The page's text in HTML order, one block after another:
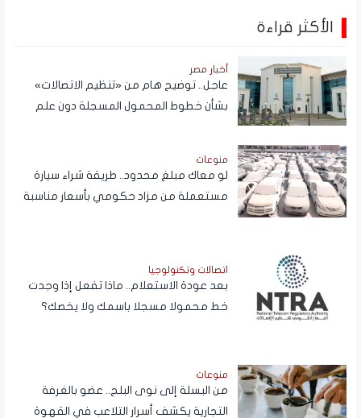
الأكثر قراءة
أخبار مصر
عاجل.. توضيح هام من «تنظيم الاتصالات»
بشأن خطوط المحمول المسجلة دون علم
منوعات
لو معاك مبلغ محدود.. طريقة شراء سيارة
مستعملة من مزاد حكومي بأسعار مناسبة
اتصالات وتكنولوجيا
بعد عودة الاستعلام.. ماذا تفعل إذا وجدت
خط محمولا مسجلا باسمك ولا يخصك؟
منوعات
من البسلة إلى نوى البلح.. عضو بالغرفة
التجارية يكشف أسرار التلاعب في القهوة